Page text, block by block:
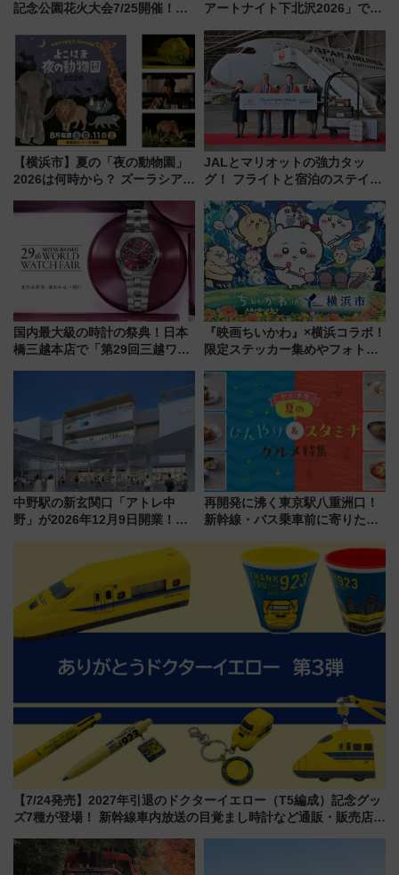
記念公園花火大会7/25開催！
混雑に要注意、その理由は
アートナイト下北沢2026」でイ
を満喫しよう
【横浜市】夏の「夜の動物園」
2026は何時から？ ズーラシア・
見どころ、限定イベントを徹底
JALとマリオットの強力タッ
グ！ フライトと宿泊のステイタ
上級会員資格を効率よく獲得す
る方法を解説
国内最大級の時計の祭典！日本
橋三越本店で「第29回三越ワー
『映画ちいかわ』×横浜コラボ！
限定ステッカー集めやフォトス
いを満喫しよう（花火鑑賞会応
募は7/12まで！）
中野駅の新玄関口「アトレ中
野」が2026年12月9日開業！新
再開発に沸く東京駅八重洲口！
新幹線・バス乗車前に寄りたい
やり＆スタミナグルメ」6選【新
店舗も！】
【7/24発売】2027年引退のドクターイエロー（T5編成）記念グッ
ズ7種が登場！ 新幹線車内放送の目覚まし時計など通販・販売店舗